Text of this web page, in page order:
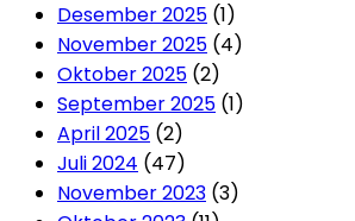
Desember 2025 (1)
November 2025 (4)
Oktober 2025 (2)
September 2025 (1)
April 2025 (2)
Juli 2024 (47)
November 2023 (3)